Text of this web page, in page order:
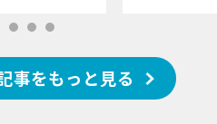
事をもっと見る